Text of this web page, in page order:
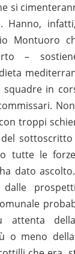
si
Hanno,
Montuoro
–
dieta
in
troppi
tutte le
dato
attenta
o meno